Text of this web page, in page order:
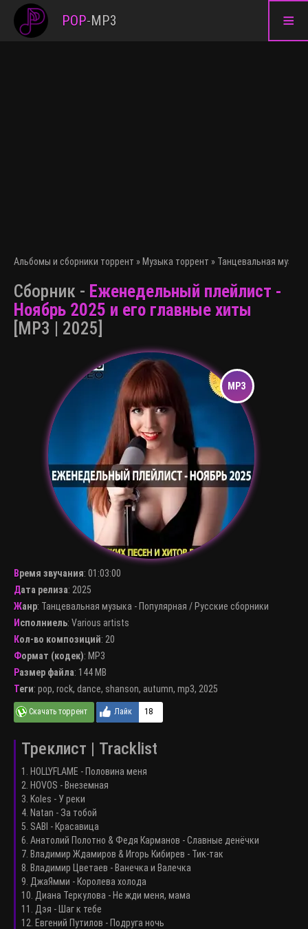
≡
POP-MP3
Альбомы и сборники торрент » Музыка торрент » Танцевальная
Сборник - Еженедельный плейлист -
Ноябрь 2025 и его главные хиты
[MP3 | 2025]
Время звучания: 01:03:00
Дата релиза: 2025
Жанр: Танцевальная музыка - Популярная / Русские сборники
Исполниель: Various artists
Кол-во композиций: 20
Формат (кодек): MP3
Размер файла: 144 MB
Теги: pop, rock, dance, shanson, autumn, mp3, 2025
18
Треклист | Tracklist
1. HOLLYFLAME - Половина меня
2. HOVOS - Внеземная
3. Koles - У реки
4. Natan - За тобой
5. SABI - Красавица
6. Анатолий Полотно & Федя Карманов - Славные денёчки
7. Владимир Ждамиров & Игорь Кибирев - Тик-так
8. Владимир Цветаев - Ванечка и Валечка
9. ДжаЯмми - Королева холода
10. Диана Теркулова - Не жди меня, мама
11. Дэя - Шаг к тебе
12. Евгений Путилов - Подруга ночь